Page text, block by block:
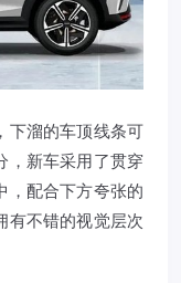
下溜的车顶线条可
，新车采用了贯穿
，配合下方夸张的
有不错的视觉层次